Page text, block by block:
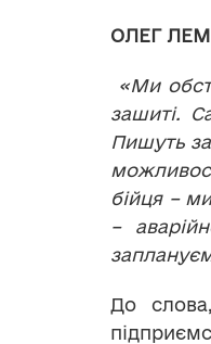
ОЛЕГ
«Ми
зашиті.
Пишуть
бійця –
–
До